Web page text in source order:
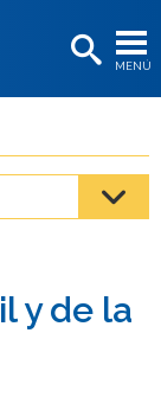
MENÚ
y de la